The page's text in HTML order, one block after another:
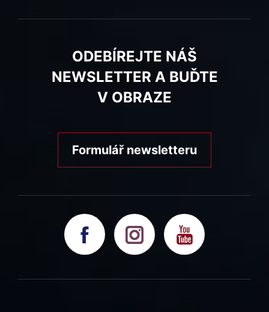
ODEBÍREJTE NÁŠ
NEWSLETTER A BUĎTE
V OBRAZE
Formulář newsletteru